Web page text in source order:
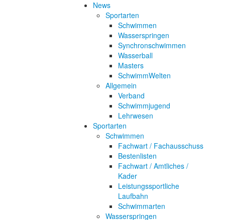
News
Sportarten
Schwimmen
Wasserspringen
Synchronschwimmen
Wasserball
Masters
SchwimmWelten
Allgemein
Verband
Schwimmjugend
Lehrwesen
Sportarten
Schwimmen
Fachwart / Fachausschuss
Bestenlisten
Fachwart / Amtliches /
Kader
Leistungssportliche
Laufbahn
Schwimmarten
Wasserspringen